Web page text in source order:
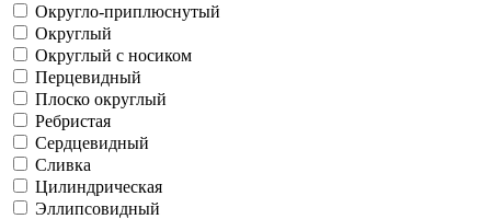
Округло-приплюснутый
Округлый
Округлый с носиком
Перцевидный
Плоско округлый
Ребристая
Сердцевидный
Сливка
Цилиндрическая
Эллипсовидный